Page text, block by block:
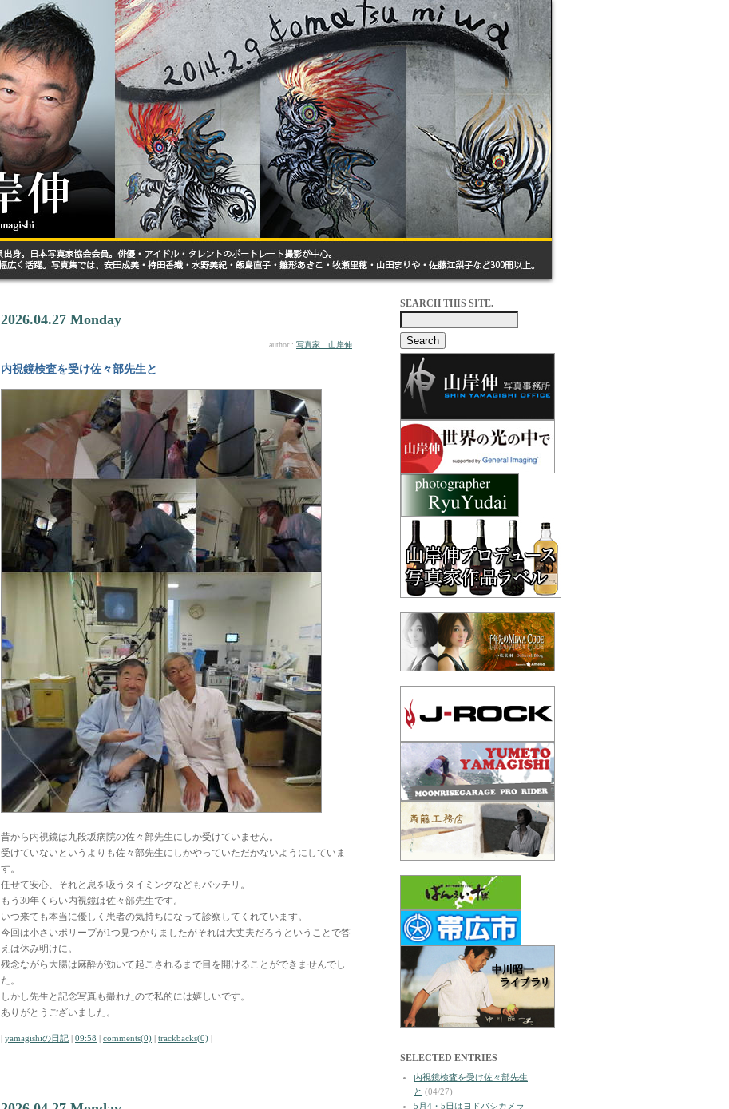
2026.04.27 Monday
author : 写真家 山岸伸
内視鏡検査を受け佐々部先生と
昔から内視鏡は九段坂病院の佐々部先生にしか受けていません。
受けていないというよりも佐々部先生にしかやっていただかないようにしていま
す。
任せて安心、それと息を吸うタイミングなどもバッチリ。
もう30年くらい内視鏡は佐々部先生です。
いつ来ても本当に優しく患者の気持ちになって診察してくれています。
今回は小さいポリープが1つ見つかりましたがそれは大丈夫だろうということで答
えは休み明けに。
残念ながら大腸は麻酔が効いて起こされるまで目を開けることができませんでし
た。
しかし先生と記念写真も撮れたので私的には嬉しいです。
ありがとうございました。
| yamagishiの日記 | 09:58 | comments(0) | trackbacks(0) |
SEARCH THIS SITE.
SELECTED ENTRIES
内視鏡検査を受け佐々部先生
と (04/27)
5月4・5日はヨドバシカメラ